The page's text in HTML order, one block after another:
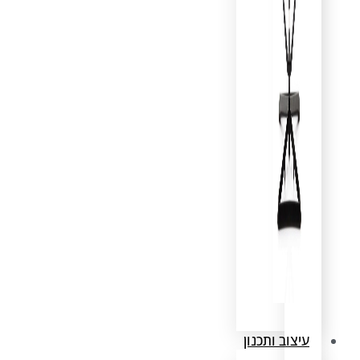
עיצוב ותכנון